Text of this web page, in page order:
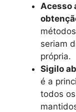
Acesso
seriam
própria.
Sigilo
é a
todos